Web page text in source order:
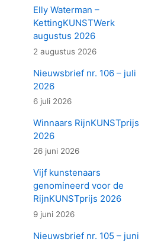
Elly Waterman –
KettingKUNSTWerk
augustus 2026
2 augustus 2026
Nieuwsbrief nr. 106 – juli
2026
6 juli 2026
Winnaars RijnKUNSTprijs
2026
26 juni 2026
Vijf kunstenaars
genomineerd voor de
RijnKUNSTprijs 2026
9 juni 2026
Nieuwsbrief nr. 105 – juni